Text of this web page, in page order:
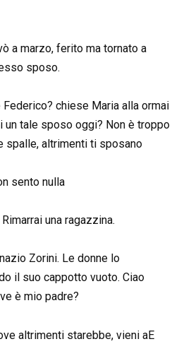
a marzo, ferito ma tornato a
sposo.
chiese Maria alla ormai
un tale sposo oggi? Non è troppo
spalle, altrimenti ti sposano
sento nulla
una ragazzina.
Zorini. Le donne lo
il suo cappotto vuoto. Ciao
è mio padre?
altrimenti starebbe, vieni aE